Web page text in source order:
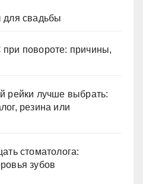
для свадьбы
повороте: причины,
рейки лучше выбрать:
резина или
стоматолога:
зубов